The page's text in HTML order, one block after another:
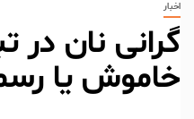
اخبار
گرانی نان در
خاموش یا